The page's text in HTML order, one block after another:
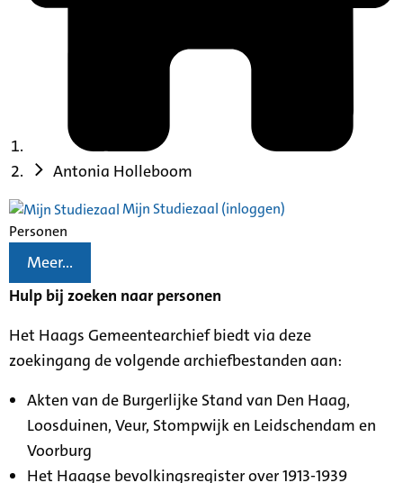
Antonia Holleboom
Mijn Studiezaal (inloggen)
Personen
Meer...
Hulp bij zoeken naar personen
Het Haags Gemeentearchief biedt via deze
zoekingang de volgende archiefbestanden aan:
Akten van de Burgerlijke Stand van Den Haag,
Loosduinen, Veur, Stompwijk en Leidschendam en
Voorburg
Het Haagse bevolkingsregister over 1913-1939